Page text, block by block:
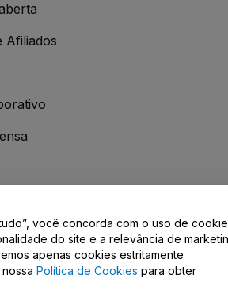
Afiliados
/ Fale Conosco
você concorda com o uso de
do site e a relevância de
apenas cookies estritamente
Política de Cookies para obter